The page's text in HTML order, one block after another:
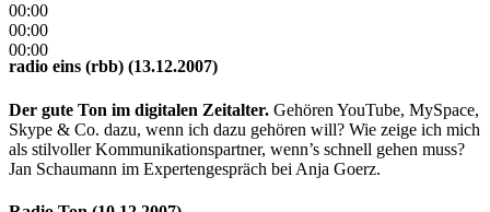
00:00
00:00
00:00
radio eins (rbb) (13.12.2007)
Der gute Ton im digitalen Zeitalter. Gehören YouTube, MySpace,
Skype & Co. dazu, wenn ich dazu gehören will? Wie zeige ich mich
als stilvoller Kommunikationspartner, wenn’s schnell gehen muss?
Jan Schaumann im Expertengespräch bei Anja Goerz.